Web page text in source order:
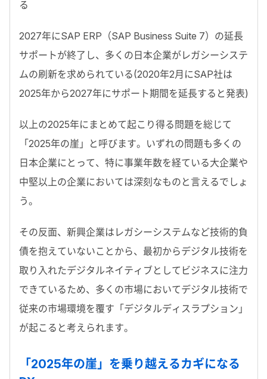
る
2027年にSAP ERP（SAP Business Suite 7）の延長
サポートが終了し、多くの日本企業がレガシーシステ
ムの刷新を求められている(2020年2月にSAP社は
2025年から2027年にサポート期間を延長すると発表)
以上の2025年にまとめて起こり得る問題を総じて
「2025年の崖」と呼びます。いずれの問題も多くの
日本企業にとって、特に事業年数を経ている大企業や
中堅以上の企業においては深刻なものと言えるでしょ
う。
その反面、新興企業はレガシーシステムなど技術的負
債を抱えていないことから、最初からデジタル技術を
取り入れたデジタルネイティブとしてビジネスに注力
できているため、多くの市場においてデジタル技術で
従来の市場環境を覆す「デジタルディスラプション」
が起こると考えられます。
「2025年の崖」を乗り越えるカギになる